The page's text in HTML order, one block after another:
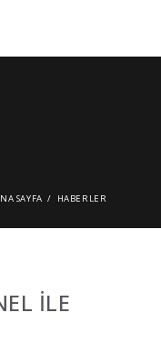
SAYFA HABERLER
İLE